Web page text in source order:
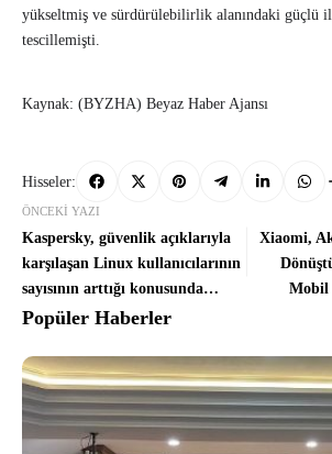
yükseltmiş ve sürdürülebilirlik alanındaki güçlü
tescillemişti.
Kaynak: (BYZHA) Beyaz Haber Ajansı
Hisseler:
ÖNCEKI YAZI
Kaspersky, güvenlik açıklarıyla
karşılaşan Linux kullanıcılarının
sayısının arttığı konusunda
uyarıda bulunuyor!
Xiaomi,
Mobil
Popüler Haberler